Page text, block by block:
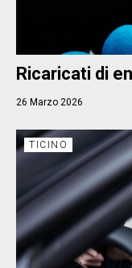
Ricaricati di
26 Marzo 2026
TICINO